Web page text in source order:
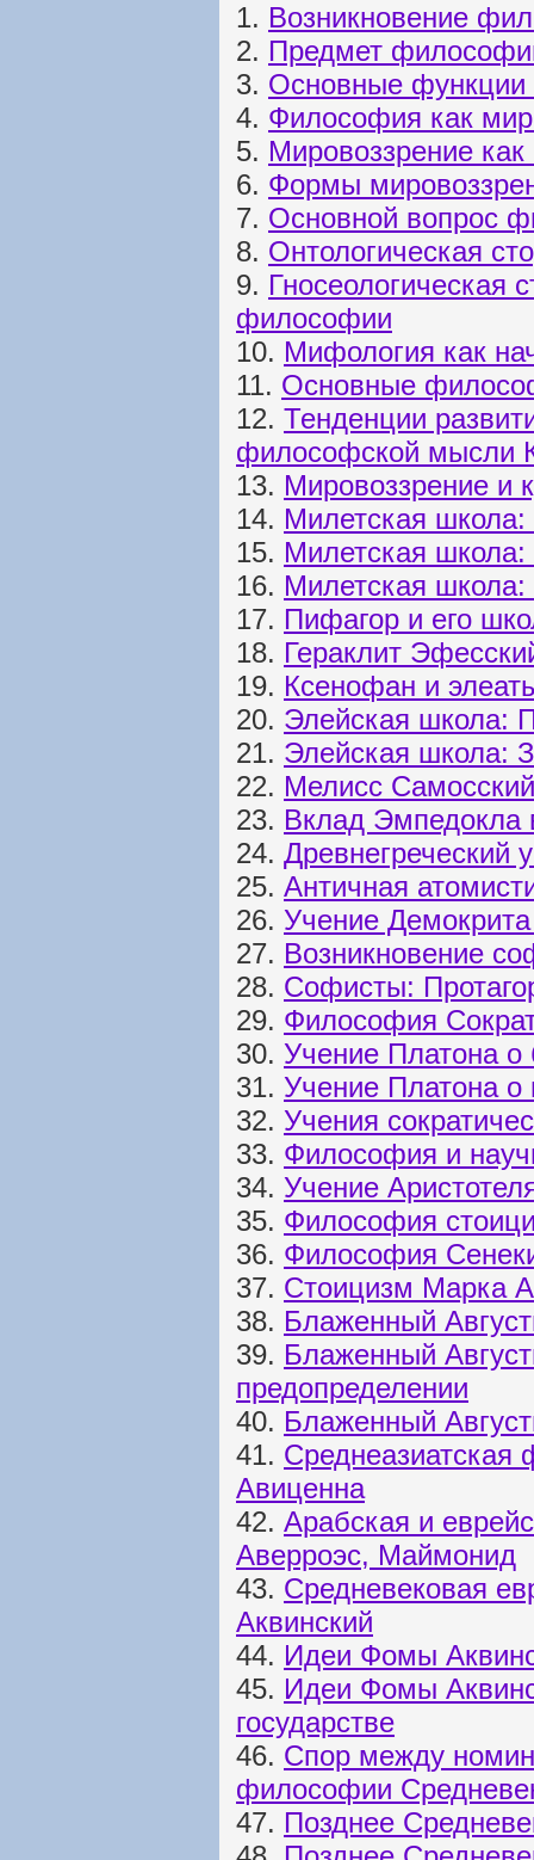
1. Возникновение
2. Предмет
3. Основные
4. Философия как
5. Мировоззрение
6. Формы
7. Основной вопрос
8. Онтологическая
9. Гносеологическая
философии
10. Мифология как
11. Основные
12. Тенденции
философской мысли
13. Мировоззрение и
14. Милетская
15. Милетская
16. Милетская
17. Пифагор и его
18. Гераклит
19. Ксенофан и
20. Элейская школа:
21. Элейская школа:
22. Мелисс
23. Вклад Эмпедокла
24. Древнегреческий
25. Античная
26. Учение
27. Возникновение
28. Софисты:
29. Философия
30. Учение Платона
31. Учение Платона о
32. Учения
33. Философия и
34. Учение
35. Философия
36. Философия
37. Стоицизм Марка
38. Блаженный
39. Блаженный
предопределении
40. Блаженный
41.
Авиценна
42. Арабская и
Аверроэс, Маймонид
43. Средневековая
Аквинский
44. Идеи Фомы
45. Идеи Фомы
государстве
46. Спор между
философии
47. Позднее